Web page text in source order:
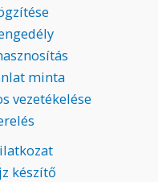
minta
vezetékelése
készítő